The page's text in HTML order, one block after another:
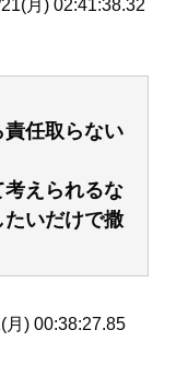
月) 02:41:38.32
任取らない
えられるな
いだけで撒
月) 00:38:27.85